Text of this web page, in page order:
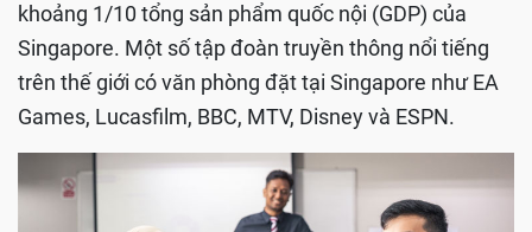
khoảng 1/10 tổng sản phẩm quốc nội (GDP) của
Singapore. Một số tập đoàn truyền thông nổi tiếng
trên thế giới có văn phòng đặt tại Singapore như EA
Games, Lucasfilm, BBC, MTV, Disney và ESPN.